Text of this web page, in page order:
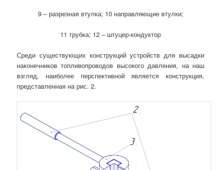
9 – разрезная втулка; 10 направляющие втулки;
11 трубка; 12 – штуцер-кондуктор
Среди существующих конструкций устройств для высадки
наконечников топливопроводов высокого давления, на наш
взгляд, наиболее перспективной является конструкция,
представленная на рис. 2.